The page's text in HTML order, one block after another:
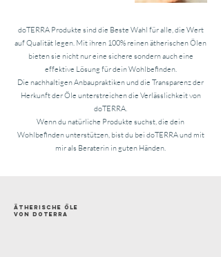
doTERRA Produkte sind die Beste Wahl für alle, die Wert
auf Qualität legen. Mit ihren 100% reinen ätherischen Ölen
bieten sie nicht nur eine sichere sondern auch eine
effektive Lösung für dein Wohlbefinden.
Die nachhaltigen Anbaupraktiken und die Transparenz der
Herkunft der Öle unterstreichen die Verlässlichkeit von
doTERRA.
Wenn du natürliche Produkte suchst, die dein
Wohlbefinden unterstützen, bist du bei doTERRA und mit
mir als Beraterin in guten Händen.
ätherische Öle
von doterra